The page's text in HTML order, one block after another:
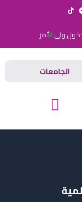
ولي الأمر
الجامعات